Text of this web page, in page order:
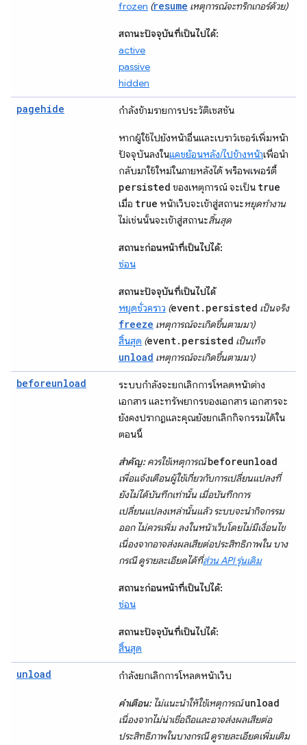
frozen (resume เหตุการณ์จะทริกเกอร์ด้วย)
สถานะปัจจุบันที่เป็นไปได้:
active
passive
hidden
pagehide กำลังข้ามรายการประวัติเซสชัน
หากผู้ใช้ไปยังหน้าอื่นและเบราว์เซอร์เพิ่มหน้า
ปัจจุบันลงในแคชย้อนหลัง/ไปข้างหน้าเพื่อนำ
กลับมาใช้ใหม่ในภายหลังได้ พร็อพเพอร์ตี้
persisted ของเหตุการณ์ จะเป็น true
เมื่อ true หน้าเว็บจะเข้าสู่สถานะหยุดทำงาน
ไม่เช่นนั้นจะเข้าสู่สถานะสิ้นสุด
สถานะก่อนหน้าที่เป็นไปได้:
ซ่อน
สถานะปัจจุบันที่เป็นไปได้
หยุดชั่วคราว (event.persisted เป็นจริง
freeze เหตุการณ์จะเกิดขึ้นตามมา)
สิ้นสุด (event.persisted เป็นเท็จ
unload เหตุการณ์จะเกิดขึ้นตามมา)
beforeunload
ระบบกำลังจะยกเลิกการโหลดหน้าต่าง
เอกสาร และทรัพยากรของเอกสาร เอกสารจะ
ยังคงปรากฏและคุณยังยกเลิกกิจกรรมได้ใน
ตอนนี้
สำคัญ:ควรใช้เหตุการณ์beforeunload
เพื่อแจ้งเตือนผู้ใช้เกี่ยวกับการเปลี่ยนแปลงที่
ยังไม่ได้บันทึกเท่านั้น เมื่อบันทึกการ
เปลี่ยนแปลงเหล่านั้นแล้ว ระบบจะนำกิจกรรม
ออก ไม่ควรเพิ่ม ลงในหน้าเว็บโดยไม่มีเงื่อนไข
เนื่องจากอาจส่งผลเสียต่อประสิทธิภาพใน บาง
กรณี ดูรายละเอียดได้ที่ส่วน API รุ่นเดิม
สถานะก่อนหน้าที่เป็นไปได้:
ซ่อน
สถานะปัจจุบันที่เป็นไปได้:
สิ้นสุด
unload กำลังยกเลิกการโหลดหน้าเว็บ
คำเตือน:ไม่แนะนำให้ใช้เหตุการณ์unload
เนื่องจากไม่น่าเชื่อถือและอาจส่งผลเสียต่อ
ประสิทธิภาพในบางกรณี ดูรายละเอียดเพิ่มเติม